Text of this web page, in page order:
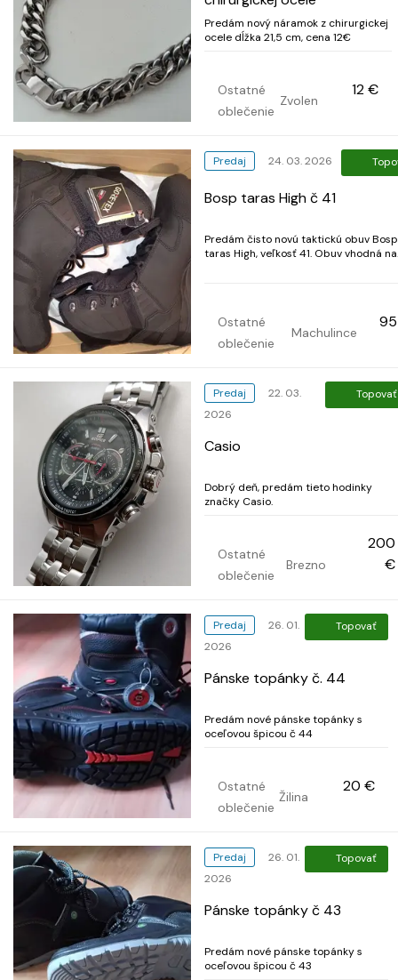
Predám nový náramok z chirurgickej
ocele dĺžka 21,5 cm, cena 12€
Ostatné
oblečenie
Zvolen
12 €
Predaj 24. 03. 2026
Bosp taras High č 41
Predám čisto novú taktickú obuv Bosp
taras High, veľkosť 41. Obuv vhodná na
Okrem elastický...
Ostatné
oblečenie
Machulince
Predaj
22. 03.
2026
Topovať
Casio
Dobrý deň, predám tieto hodinky
značky Casio.
Ostatné
oblečenie
Brezno
200
€
Predaj
26. 01.
2026
Topovať
Pánske topánky č. 44
Predám nové pánske topánky s
oceľovou špicou č 44
Ostatné
oblečenie
Žilina
20 €
Predaj
26. 01.
2026
Topovať
Pánske topánky č 43
Predám nové pánske topánky s
oceľovou špicou č 43